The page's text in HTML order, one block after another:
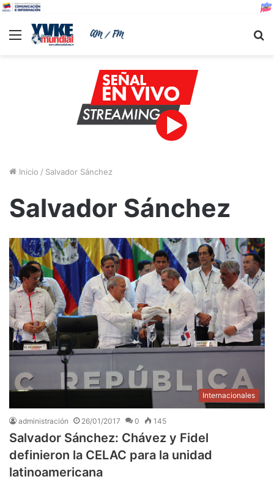
Menu
Inicio / Salvador Sánchez
Salvador Sánchez
Internacionales
administración 26/01/2017 0 145
Salvador Sánchez: Chávez y Fidel
definieron la CELAC para la unidad
latinoamericana